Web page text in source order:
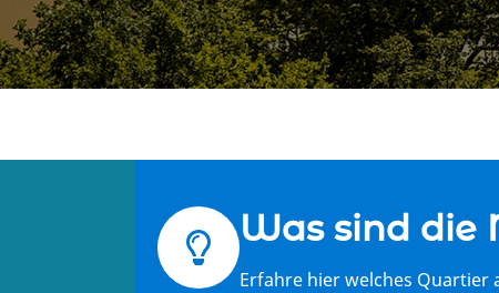
Was sind die
Erfahre hier welches Quartier